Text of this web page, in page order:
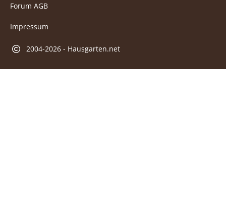
Forum AGB
Impressum
2004-2026 - Hausgarten.net